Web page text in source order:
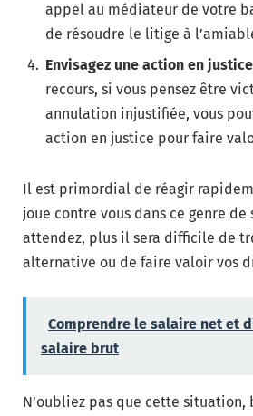
appel au médiateur de votre
de résoudre le litige à
Envisagez une action en justice
recours, si vous pensez être
annulation injustifiée, vous
action en justice pour faire
Il est primordial de réagir
joue contre vous dans ce genre
attendez, plus il sera difficile de
alternative ou de faire valoir vos
Comprendre le salaire net et
salaire brut
N’oubliez pas que cette situation,